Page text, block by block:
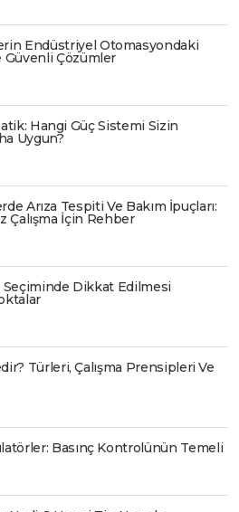
Endüstriyel Otomasyondaki
Güvenli Çözümler
Hangi Güç Sistemi Sizin
Uygun?
Arıza Tespiti Ve Bakım İpuçları:
Çalışma İçin Rehber
Dikkat Edilmesi
Türleri, Çalışma Prensipleri Ve
Basınç Kontrolünün Temeli